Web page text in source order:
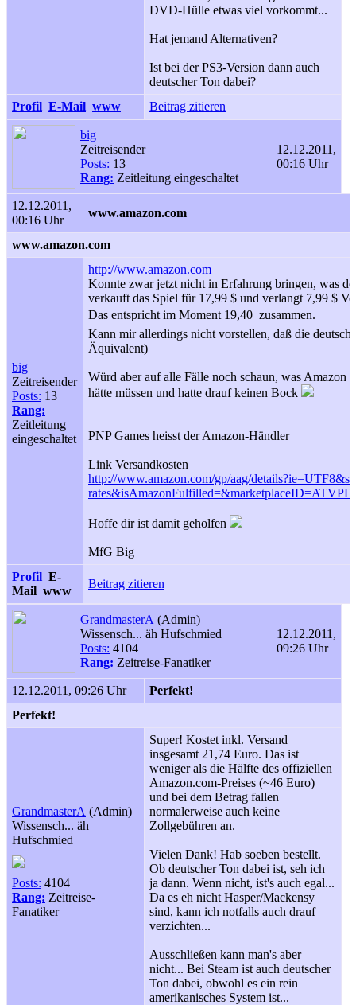
DVD-Hülle etwas viel vorkommt...
Hat jemand Alternativen?
Ist bei der PS3-Version dann auch
deutscher Ton dabei?
Profil E-Mail www Beitrag zitieren
big
Zeitreisender
Posts: 13
Rang: Zeitleitung eingeschaltet
12.12.2011,
00:16 Uhr
12.12.2011,
00:16 Uhr
www.amazon.com
www.amazon.com
big
Zeitreisender
Posts: 13
Rang:
Zeitleitung
eingeschaltet
http://www.amazon.com
Konnte zwar jetzt nicht in Erfahrung bringen, was
verkauft das Spiel für 17,99 $ und verlangt 7,99 $
Das entspricht im Moment 19,40  zusammen.
Kann mir allerdings nicht vorstellen, daß die
Äquivalent)
Würd aber auf alle Fälle noch schaun, was Amazon
hätte müssen und hatte drauf keinen Bock
PNP Games heisst der Amazon-Händler
Link Versandkosten
http://www.amazon.com/gp/aag/
Hoffe dir ist damit geholfen
MfG Big
Profil E-
Mail www
Beitrag zitieren
GrandmasterA (Admin)
Wissensch... äh Hufschmied
Posts: 4104
Rang: Zeitreise-Fanatiker
12.12.2011,
09:26 Uhr
12.12.2011, 09:26 Uhr
Perfekt!
Perfekt!
GrandmasterA (Admin)
Wissensch... äh
Hufschmied
Posts: 4104
Rang: Zeitreise-
Fanatiker
Super! Kostet inkl. Versand
insgesamt 21,74 Euro. Das ist
weniger als die Hälfte des offiziellen
Amazon.com-Preises (~46 Euro)
und bei dem Betrag fallen
normalerweise auch keine
Zollgebühren an.
Vielen Dank! Hab soeben bestellt.
Ob deutscher Ton dabei ist, seh ich
ja dann. Wenn nicht, ist's auch egal...
Da es eh nicht Hasper/Mackensy
sind, kann ich notfalls auch drauf
verzichten...
Ausschließen kann man's aber
nicht... Bei Steam ist auch deutscher
Ton dabei, obwohl es ein rein
amerikanisches System ist...